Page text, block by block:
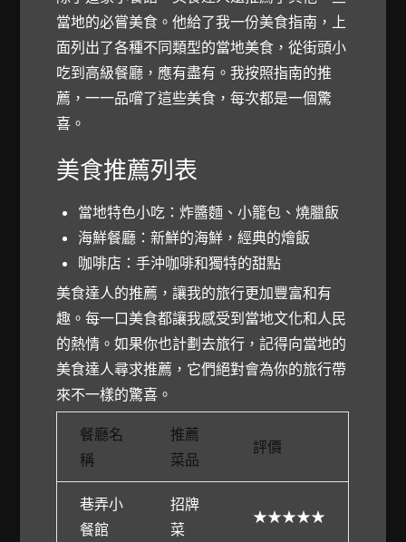
當地的必嘗美食。他給了我一份美食指南，上
面列出了各種不同類型的當地美食，從街頭小
吃到高級餐廳，應有盡有。我按照指南的推
薦，一一品嚐了這些美食，每次都是一個驚
喜。
美食推薦列表
當地特色小吃：炸醬麵、小籠包、燒臘飯
海鮮餐廳：新鮮的海鮮，經典的燴飯
咖啡店：手沖咖啡和獨特的甜點
美食達人的推薦，讓我的旅行更加豐富和有
趣。每一口美食都讓我感受到當地文化和人民
的熱情。如果你也計劃去旅行，記得向當地的
美食達人尋求推薦，它們絕對會為你的旅行帶
來不一樣的驚喜。
餐廳名
稱
推薦
菜品
評價
巷弄小
餐館
招牌
菜
★★★★★